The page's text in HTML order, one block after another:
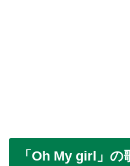
「Oh My girl」